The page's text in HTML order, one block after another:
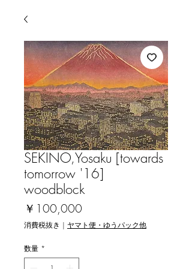
SEKINO,Yosaku [towards
tomorrow '16]
woodblock
￥100,000
格
消費税抜き | ヤマト便・ゆうパック他
数量 *